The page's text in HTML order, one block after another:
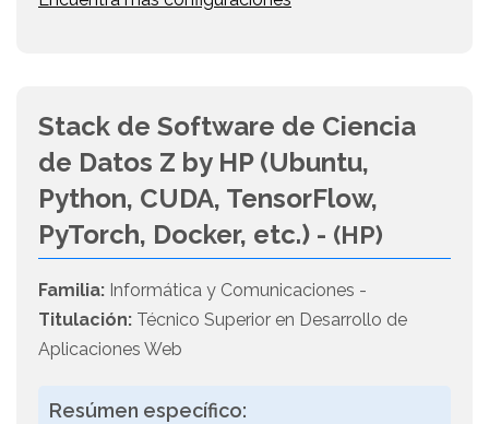
Stack de Software de Ciencia
de Datos Z by HP (Ubuntu,
Python, CUDA, TensorFlow,
PyTorch, Docker, etc.) - (HP)
Familia: Informática y Comunicaciones -
Titulación: Técnico Superior en Desarrollo de
Aplicaciones Web
Resúmen específico: